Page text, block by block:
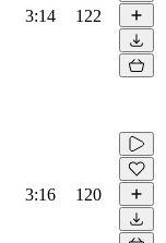
3:14 122
3:16 120